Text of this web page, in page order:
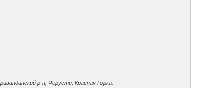
р-н, Черусти, Красная Горка.